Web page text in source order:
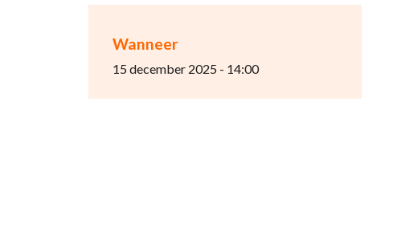
Wanneer
15 december 2025 - 14:00